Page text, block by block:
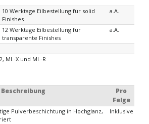
10 Werktage Eilbestellung für solid
Finishes
a.A.
12 Werktage Eilbestellung für
transparente Finishes
a.A.
ML-X und ML-R
Beschreibung
Pro
Felge
Pulverbeschichtung in Hochglanz,
Inklusive